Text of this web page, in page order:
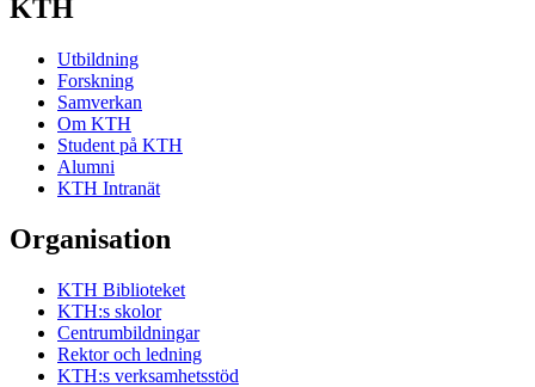
KTH
Utbildning
Forskning
Samverkan
Om KTH
Student på KTH
Alumni
KTH Intranät
Organisation
KTH Biblioteket
KTH:s skolor
Centrumbildningar
Rektor och ledning
KTH:s verksamhetsstöd